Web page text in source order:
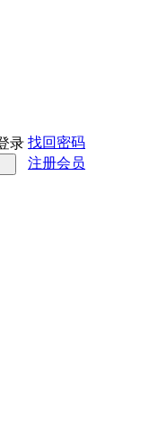
录 找回密码
注册会员